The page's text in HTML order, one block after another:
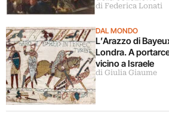
di Federica Lonati
DAL MONDO
L’Arazzo di
Londra. A
vicino a Israele
di Giulia Giaume